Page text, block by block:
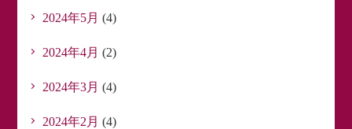
2024年5月 (4)
2024年4月 (2)
2024年3月 (4)
2024年2月 (4)